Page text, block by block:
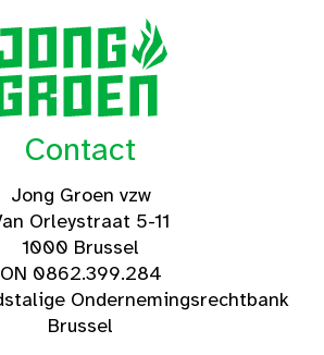
Contact
Jong Groen vzw
Orleystraat 5-11
1000 Brussel
ON 0862.399.284
Ondernemingsrechtbank
Brussel